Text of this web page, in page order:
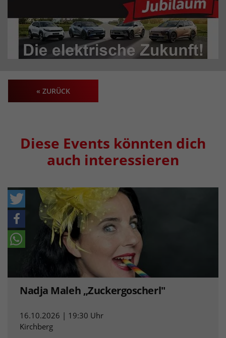
« ZURÜCK
Diese Events könnten dich
auch interessieren
Nadja Maleh „Zuckergoscherl"
16.10.2026 | 19:30 Uhr
Kirchberg